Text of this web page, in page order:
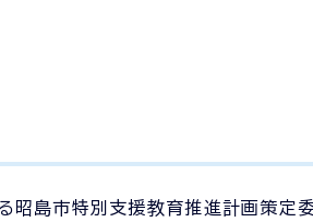
昭島市特別支援教育推進計画策定